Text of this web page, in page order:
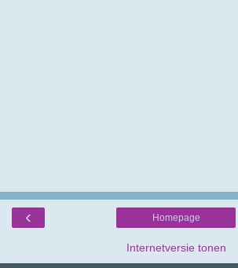
‹ Homepage
Internetversie tonen